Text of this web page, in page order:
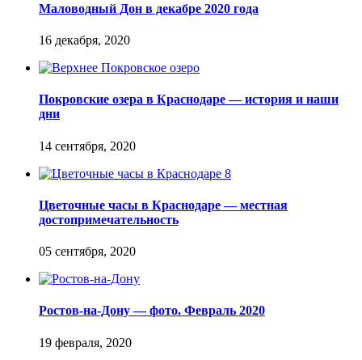
Маловодный Дон в декабре 2020 года
Покровские озера в Краснодаре — история и наши
дни
Цветочные часы в Краснодаре — местная
достопримечательность
Ростов-на-Дону — фото. Февраль 2020